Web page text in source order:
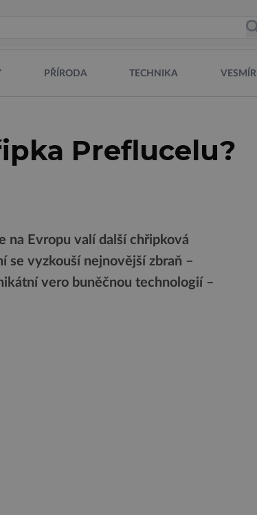
PŘÍRODA TECHNIKA VESMÍR
Preflucelu?
na Evropu valí další chřipková
se vyzkouší nejnovější zbraň –
vero buněčnou technologií –